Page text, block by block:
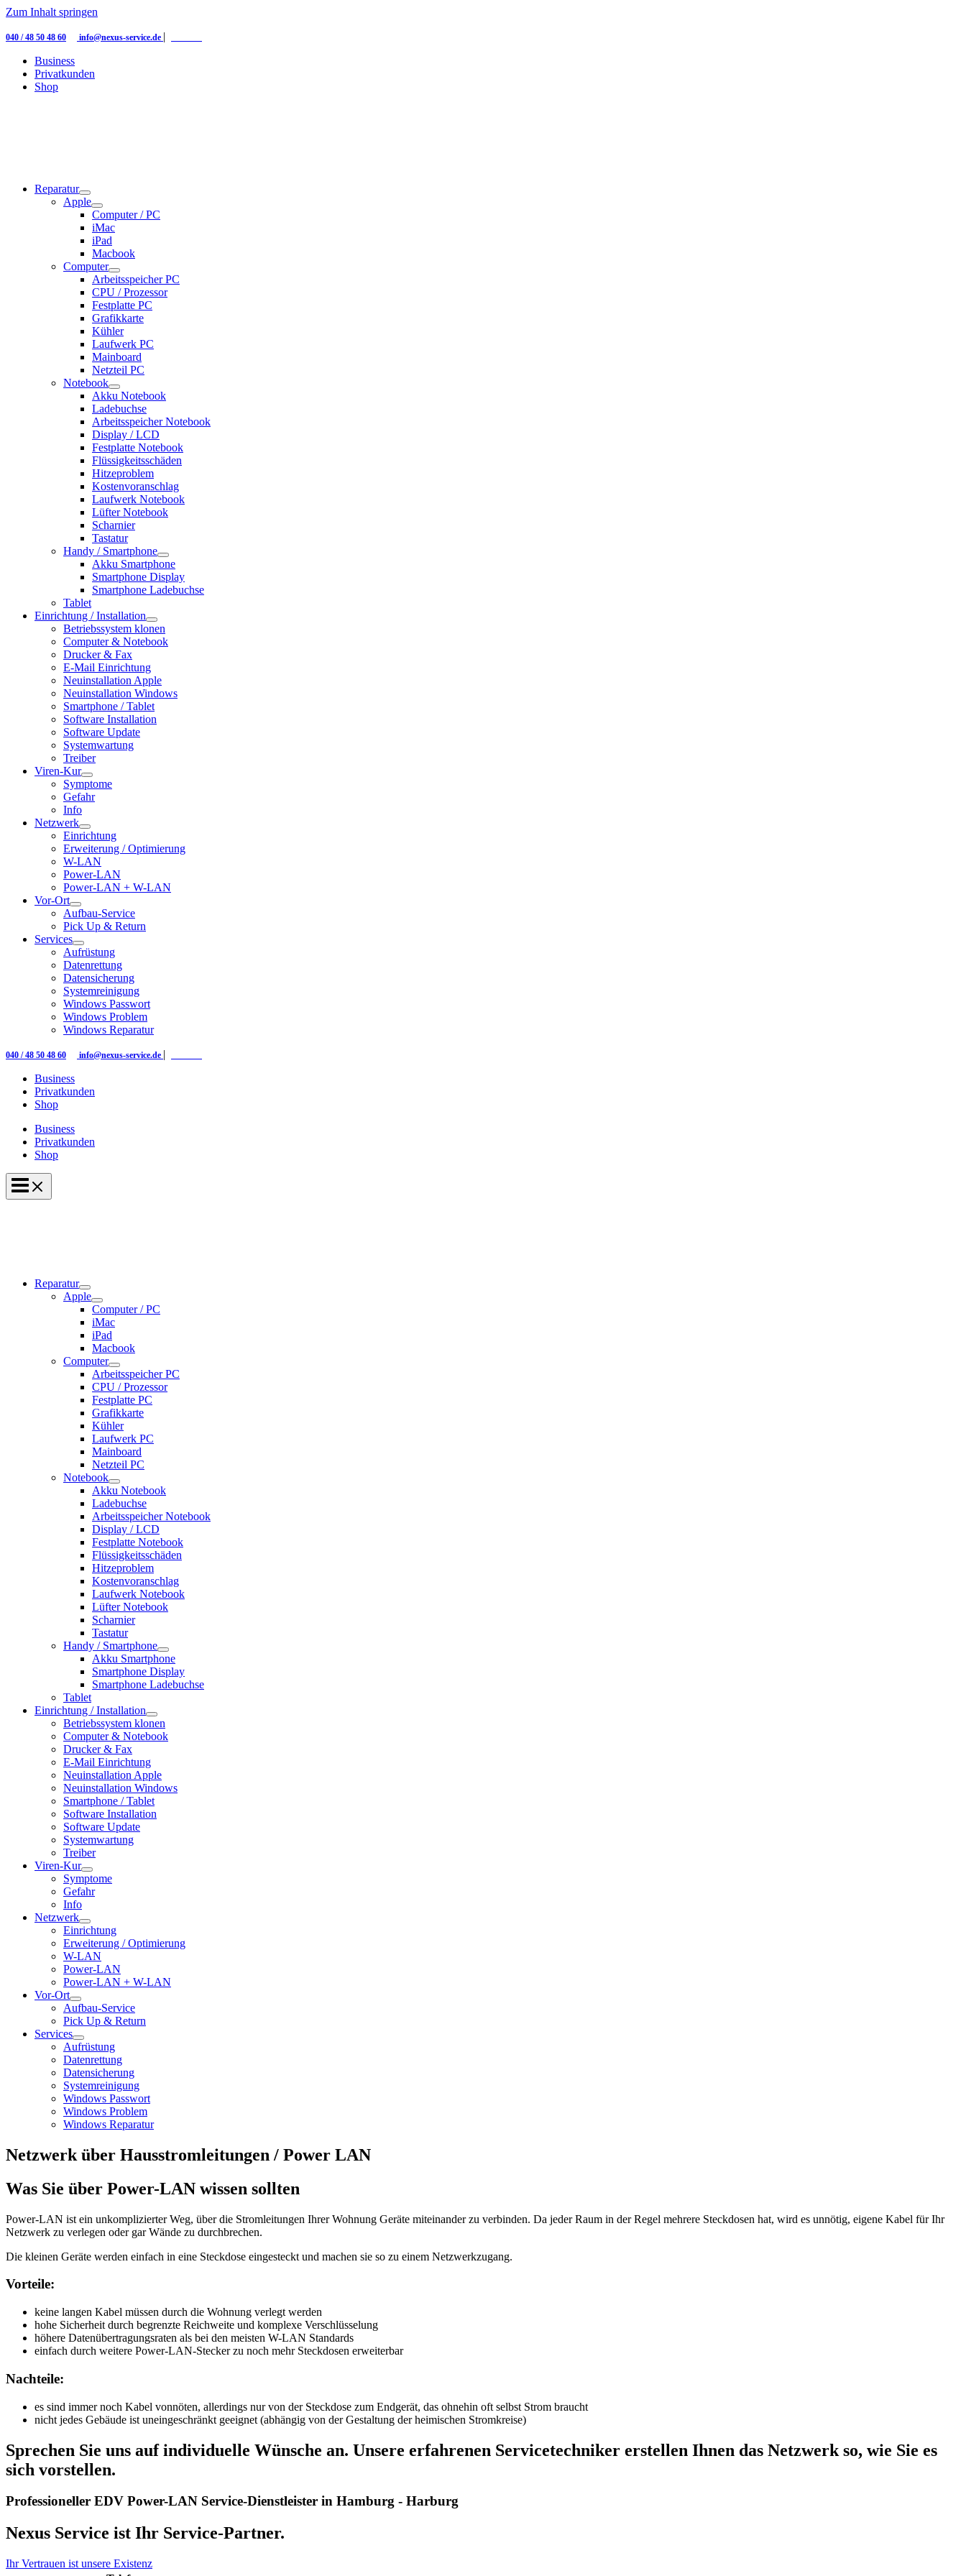
Zum Inhalt springen
040 / 48 50 48 60 info@nexus-service.de |
Business
Privatkunden
Shop
Reparatur
Apple
Computer / PC
iMac
iPad
Macbook
Computer
Arbeitsspeicher PC
CPU / Prozessor
Festplatte PC
Grafikkarte
Kühler
Laufwerk PC
Mainboard
Netzteil PC
Notebook
Akku Notebook
Ladebuchse
Arbeitsspeicher Notebook
Display / LCD
Festplatte Notebook
Flüssigkeitsschäden
Hitzeproblem
Kostenvoranschlag
Laufwerk Notebook
Lüfter Notebook
Scharnier
Tastatur
Handy / Smartphone
Akku Smartphone
Smartphone Display
Smartphone Ladebuchse
Tablet
Einrichtung / Installation
Betriebssystem klonen
Computer & Notebook
Drucker & Fax
E-Mail Einrichtung
Neuinstallation Apple
Neuinstallation Windows
Smartphone / Tablet
Software Installation
Software Update
Systemwartung
Treiber
Viren-Kur
Symptome
Gefahr
Info
Netzwerk
Einrichtung
Erweiterung / Optimierung
W-LAN
Power-LAN
Power-LAN + W-LAN
Vor-Ort
Aufbau-Service
Pick Up & Return
Services
Aufrüstung
Datenrettung
Datensicherung
Systemreinigung
Windows Passwort
Windows Problem
Windows Reparatur
040 / 48 50 48 60 info@nexus-service.de |
Business
Privatkunden
Shop
Business
Privatkunden
Shop
Reparatur
Apple
Computer / PC
iMac
iPad
Macbook
Computer
Arbeitsspeicher PC
CPU / Prozessor
Festplatte PC
Grafikkarte
Kühler
Laufwerk PC
Mainboard
Netzteil PC
Notebook
Akku Notebook
Ladebuchse
Arbeitsspeicher Notebook
Display / LCD
Festplatte Notebook
Flüssigkeitsschäden
Hitzeproblem
Kostenvoranschlag
Laufwerk Notebook
Lüfter Notebook
Scharnier
Tastatur
Handy / Smartphone
Akku Smartphone
Smartphone Display
Smartphone Ladebuchse
Tablet
Einrichtung / Installation
Betriebssystem klonen
Computer & Notebook
Drucker & Fax
E-Mail Einrichtung
Neuinstallation Apple
Neuinstallation Windows
Smartphone / Tablet
Software Installation
Software Update
Systemwartung
Treiber
Viren-Kur
Symptome
Gefahr
Info
Netzwerk
Einrichtung
Erweiterung / Optimierung
W-LAN
Power-LAN
Power-LAN + W-LAN
Vor-Ort
Aufbau-Service
Pick Up & Return
Services
Aufrüstung
Datenrettung
Datensicherung
Systemreinigung
Windows Passwort
Windows Problem
Windows Reparatur
Netzwerk über Hausstromleitungen / Power LAN
Was Sie über Power-LAN wissen sollten
Power-LAN ist ein unkomplizierter Weg, über die Stromleitungen Ihrer Wohnung Geräte miteinander zu verbinden. Da jeder Raum in der Regel mehrere Steckdosen hat, wird es unnötig, eigene Kabel für Ihr
Netzwerk zu verlegen oder gar Wände zu durchbrechen.
Die kleinen Geräte werden einfach in eine Steckdose eingesteckt und machen sie so zu einem Netzwerkzugang.
Vorteile:
keine langen Kabel müssen durch die Wohnung verlegt werden
hohe Sicherheit durch begrenzte Reichweite und komplexe Verschlüsselung
höhere Datenübertragungsraten als bei den meisten W-LAN Standards
einfach durch weitere Power-LAN-Stecker zu noch mehr Steckdosen erweiterbar
Nachteile:
es sind immer noch Kabel vonnöten, allerdings nur von der Steckdose zum Endgerät, das ohnehin oft selbst Strom braucht
nicht jedes Gebäude ist uneingeschränkt geeignet (abhängig von der Gestaltung der heimischen Stromkreise)
Sprechen Sie uns auf individuelle Wünsche an. Unsere erfahrenen Servicetechniker erstellen Ihnen das Netzwerk so, wie Sie es
sich vorstellen.
Professioneller EDV Power-LAN Service-Dienstleister in Hamburg - Harburg
Nexus Service ist Ihr Service-Partner.
Ihr Vertrauen ist unsere Existenz